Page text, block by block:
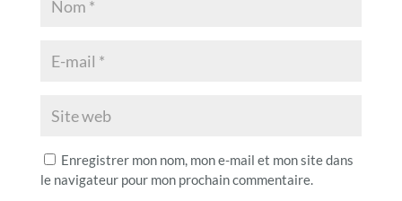
Enregistrer mon nom, mon e-mail et mon site dans
le navigateur pour mon prochain commentaire.